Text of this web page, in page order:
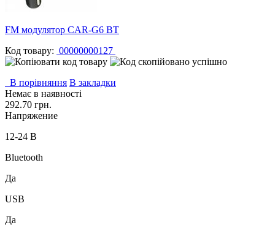
FM модулятор CAR-G6 BT
Код товару: 00000000127
В порівняння В закладки
Немає в наявності
292.70 грн.
Напряжение
12-24 В
Bluetooth
Да
USB
Да